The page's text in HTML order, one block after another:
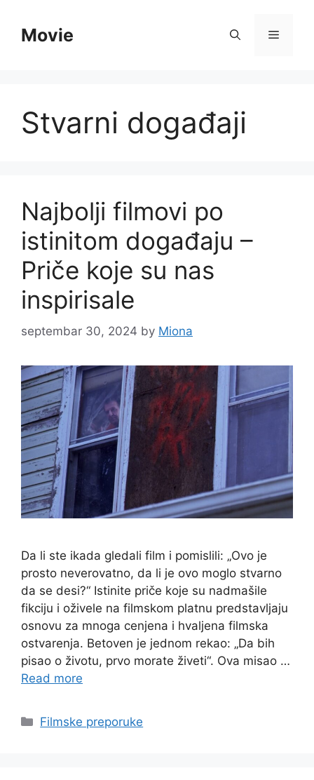
contentMovie Menu
Stvarni događaji
Najbolji filmovi po
istinitom događaju –
Priče koje su nas
inspirisale
septembar 30, 2024 by Miona
Da li ste ikada gledali film i pomislili: „Ovo je
prosto neverovatno, da li je ovo moglo stvarno
da se desi?“ Istinite priče koje su nadmašile
fikciju i oživele na filmskom platnu predstavljaju
osnovu za mnoga cenjena i hvaljena filmska
ostvarenja. Betoven je jednom rekao: „Da bih
pisao o životu, prvo morate živeti“. Ova misao …
Read more
Categories
Filmske preporuke